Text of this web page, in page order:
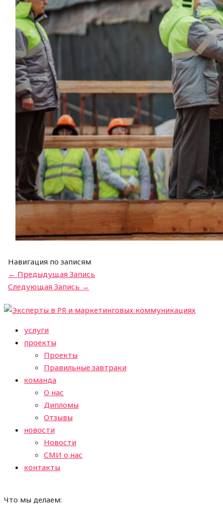
Навигация по записям
← Предыдущая Запись
Следующая Запись →
услуги
проекты
Проекты
Правильные завтраки
команда
О нас
Дипломы
Отзывы
новости
Новости
СМИ о нас
контакты
Что мы делаем: